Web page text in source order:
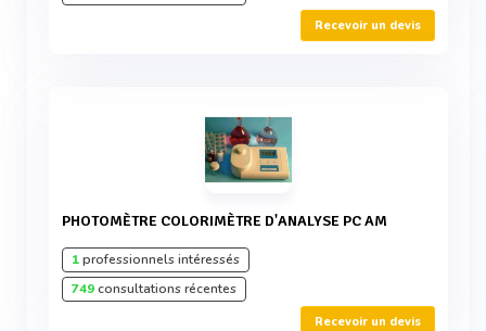
Recevoir un devis
PHOTOMÈTRE COLORIMÈTRE D'ANALYSE PC AM
1professionnels intéressés
749consultations récentes
Recevoir un devis